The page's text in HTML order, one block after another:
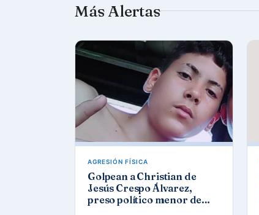
Más Alertas
AGRESIÓN FÍSICA
Golpean a Christian de
Jesús Crespo Álvarez,
preso político menor de